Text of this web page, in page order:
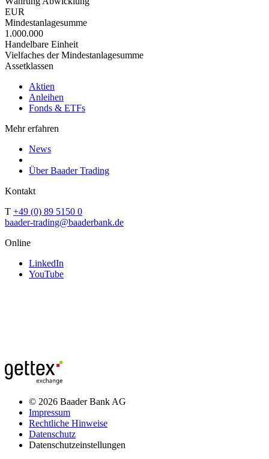
EUR
Mindestanlagesumme
1.000.000
Handelbare Einheit
Vielfaches der Mindestanlagesumme
Assetklassen
Aktien
Anleihen
Fonds & ETFs
Mehr erfahren
News
Über Baader Trading
Kontakt
T +49 (0) 89 5150 0
baader-trading@baaderbank.de
Online
LinkedIn
YouTube
© 2026 Baader Bank AG
Impressum
Rechtliche Hinweise
Datenschutz
Datenschutzeinstellungen